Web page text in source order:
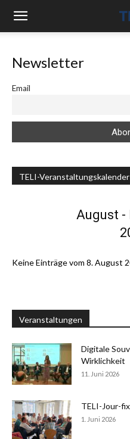
Newsletter
Email
TELI-Veranstaltungskalender
August -
Keine Einträge vom 8. August
Veranstaltungen
Digitale
Wirklichkeit
11. Juni 2026
TELI-Jour-
1. Juni 2026